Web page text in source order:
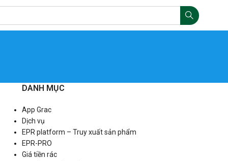
DANH MỤC
App Grac
Dịch vụ
EPR platform – Truy xuất sản phẩm
EPR-PRO
Giá tiền rác